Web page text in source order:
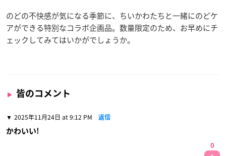
のどの不快感が気になる季節に、ちいかわたちと一緒にのどケ
アができる特別なコラボ企画品。数量限定のため、お早めにチ
ェックしてみてはいかがでしょうか。
皆のコメント
2025年11月24日 at 9:12 PM 返信
かわいい!
0